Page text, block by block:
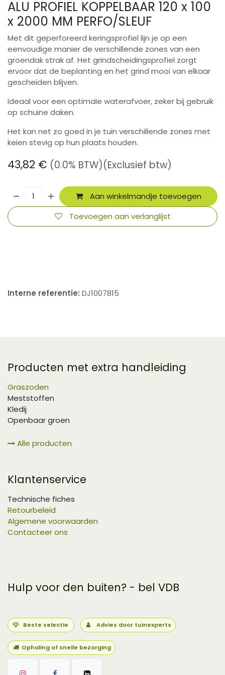
ALU PROFIEL KOPPELBAAR 120 x 100
x 2000 MM PERFO/SLEUF
Met dit geperforeerd keringsprofiel lijn je op een
eenvoudige manier de verschillende zones van een
groendak strak af. Het grindscheidingsprofiel zorgt
ervoor dat de beplanting en het grind mooi van elkaar
gescheiden blijven.
Ideaal voor een optimale waterafvoer, zeker bij gebruik
op schuine daken.
Het kan net zo goed in je tuin verschillende zones met
keien stevig op hun plaats houden.
43,82 € (0.0% BTW)(Exclusief btw)
Aan winkelmandje toevoegen
Toevoegen aan verlanglijst
Interne referentie: DJ1007815
Producten met extra handleiding
Graszoden
Meststoffen
Kledij
Openbaar groen
Alle producten
Klantenservice
Technische fiches
Retourbeleid
Algemene voorwaarden
Contacteer ons
Hulp voor den buiten? - bel VDB
Beste selectie Advies door tuinexperts
Ophaling of snelle bezorging